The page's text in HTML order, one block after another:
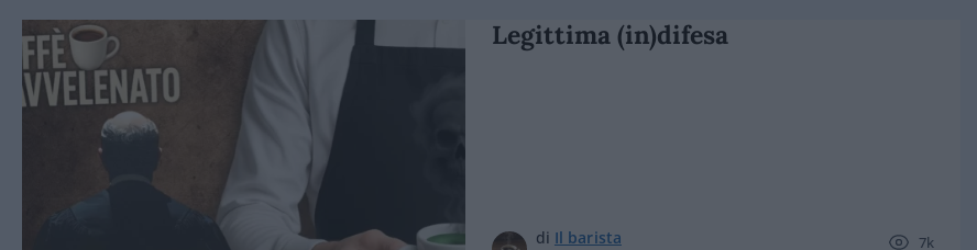
Legittima (in)difesa
di Il barista
7k